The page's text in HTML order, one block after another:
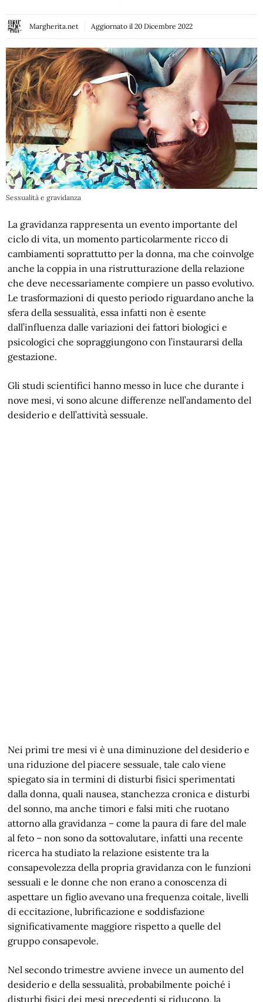
Margherita.net Aggiornato il 20 Dicembre 2022
Sessualità e gravidanza
La gravidanza rappresenta un evento importante del
ciclo di vita, un momento particolarmente ricco di
cambiamenti soprattutto per la donna, ma che coinvolge
anche la coppia in una ristrutturazione della relazione
che deve necessariamente compiere un passo evolutivo.
Le trasformazioni di questo periodo riguardano anche la
sfera della sessualità, essa infatti non è esente
dall’influenza dalle variazioni dei fattori biologici e
psicologici che sopraggiungono con l’instaurarsi della
gestazione.
Gli studi scientifici hanno messo in luce che durante i
nove mesi, vi sono alcune differenze nell’andamento del
desiderio e dell’attività sessuale.
Nei primi tre mesi vi è una diminuzione del desiderio e
una riduzione del piacere sessuale, tale calo viene
spiegato sia in termini di disturbi fisici sperimentati
dalla donna, quali nausea, stanchezza cronica e disturbi
del sonno, ma anche timori e falsi miti che ruotano
attorno alla gravidanza – come la paura di fare del male
al feto – non sono da sottovalutare, infatti una recente
ricerca ha studiato la relazione esistente tra la
consapevolezza della propria gravidanza con le funzioni
sessuali e le donne che non erano a conoscenza di
aspettare un figlio avevano una frequenza coitale, livelli
di eccitazione, lubrificazione e soddisfazione
significativamente maggiore rispetto a quelle del
gruppo consapevole.
Nel secondo trimestre avviene invece un aumento del
desiderio e della sessualità, probabilmente poiché i
disturbi fisici dei mesi precedenti si riducono, la